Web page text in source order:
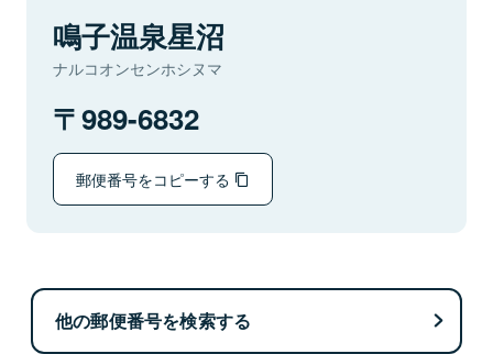
鳴子温泉星沼
ナルコオンセンホシヌマ
989-6832
郵便番号をコピーする
他の郵便番号を検索する